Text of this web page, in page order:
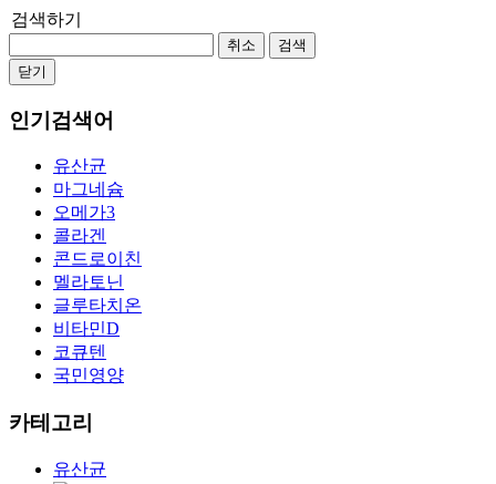
검색하기
취소
검색
닫기
인기검색어
유산균
마그네슘
오메가3
콜라겐
콘드로이친
멜라토닌
글루타치온
비타민D
코큐텐
국민영양
카테고리
유산균